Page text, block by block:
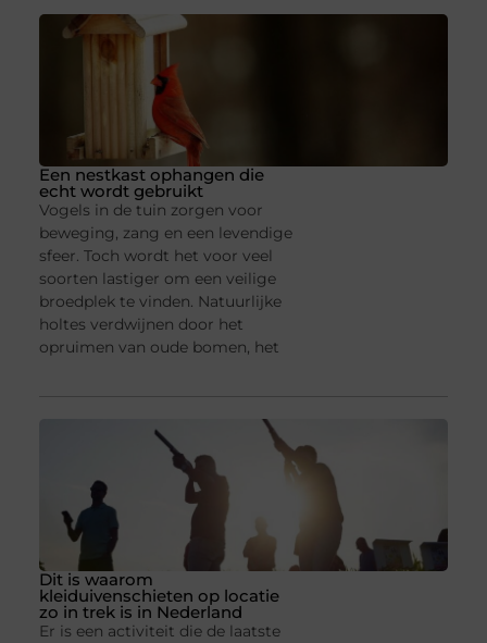
Een nestkast ophangen die
echt wordt gebruikt
Vogels in de tuin zorgen voor
beweging, zang en een levendige
sfeer. Toch wordt het voor veel
soorten lastiger om een veilige
broedplek te vinden. Natuurlijke
holtes verdwijnen door het
opruimen van oude bomen, het
Dit is waarom
kleiduivenschieten op locatie
zo in trek is in Nederland
Er is een activiteit die de laatste